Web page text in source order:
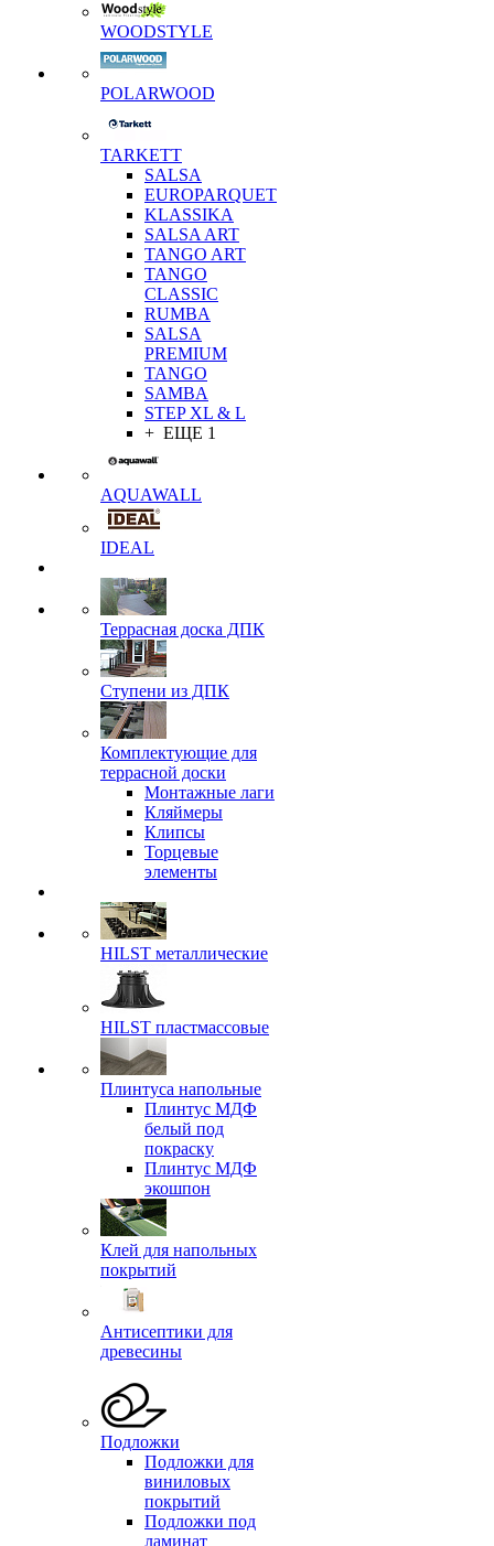
WOODSTYLE
POLARWOOD
TARKETT
SALSA
EUROPARQUET
KLASSIKA
SALSA ART
TANGO ART
TANGO
CLASSIC
RUMBA
SALSA
PREMIUM
TANGO
SAMBA
STEP XL & L
+ ЕЩЕ 1
AQUAWALL
IDEAL
Террасная доска ДПК
Ступени из ДПК
Комплектующие для
террасной доски
Монтажные лаги
Кляймеры
Клипсы
Торцевые
элементы
HILST металлические
HILST пластмассовые
Плинтуса напольные
Плинтус МДФ
белый под
покраску
Плинтус МДФ
экошпон
Клей для напольных
покрытий
Антисептики для
древесины
Подложки
Подложки для
виниловых
покрытий
Подложки под
ламинат